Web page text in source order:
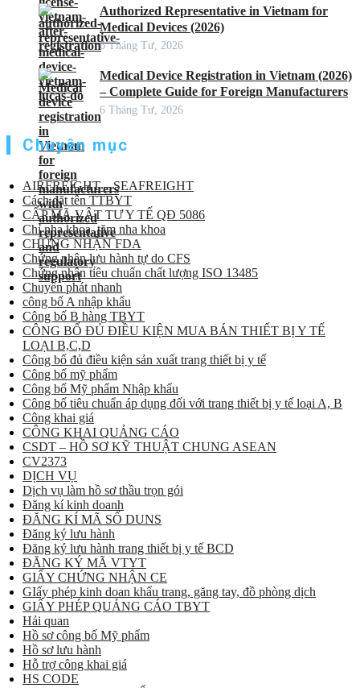
Authorized Representative in Vietnam for
Medical Devices (2026)
6 Tháng Tư, 2026
Medical Device Registration in Vietnam (2026)
– Complete Guide for Foreign Manufacturers
6 Tháng Tư, 2026
Chuyên mục
AIRFREIGHT – SEAFREIGHT
Cách đặt tên TTBYT
CẤP MÃ VẬT TƯ Y TẾ QĐ 5086
Chỉ nha khoa, tăm nha khoa
CHỨNG NHẬN FDA
Chứng nhận lưu hành tự do CFS
Chứng nhận tiêu chuẩn chất lượng ISO 13485
Chuyển phát nhanh
công bố A nhập khẩu
Công bố B hàng TBYT
CÔNG BỐ ĐỦ ĐIỀU KIỆN MUA BÁN THIẾT BỊ Y TẾ
LOẠI B,C,D
Công bố đủ điều kiện sản xuất trang thiết bị y tế
Công bố mỹ phẩm
Công bố Mỹ phẩm Nhập khẩu
Công bố tiêu chuẩn áp dụng đối với trang thiết bị y tế loại A, B
Công khai giá
CÔNG KHAI QUẢNG CÁO
CSDT – HỒ SƠ KỸ THUẬT CHUNG ASEAN
CV2373
DỊCH VỤ
Dịch vụ làm hồ sơ thầu trọn gói
Đăng kí kinh doanh
ĐĂNG KÍ MÃ SỐ DUNS
Đăng ký lưu hành
Đăng ký lưu hành trang thiết bị y tế BCD
ĐĂNG KÝ MÃ VTYT
GIẤY CHỨNG NHẬN CE
GIấy phép kinh doan khẩu trang, găng tay, đồ phòng dịch
GIẤY PHÉP QUẢNG CÁO TBYT
Hải quan
Hồ sơ công bố Mỹ phẩm
Hồ sơ lưu hành
Hỗ trợ công khai giá
HS CODE